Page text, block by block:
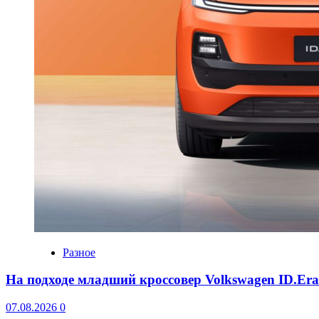
Разное
На подходе младший кроссовер Volkswagen
07.08.2026 0